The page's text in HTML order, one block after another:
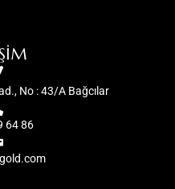
No : 43/A Bağcılar
64 86